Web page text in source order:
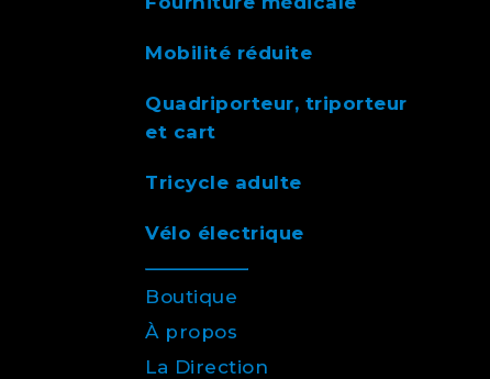
Mobilité réduite
Quadriporteur, triporteur
et cart
Tricycle adulte
Vélo électrique
Boutique
À propos
La Direction